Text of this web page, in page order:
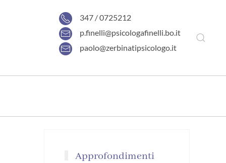
347 / 0725212
p.finelli@psicologafinelli.bo.it
paolo@zerbinatipsicologo.it
Approfondimenti